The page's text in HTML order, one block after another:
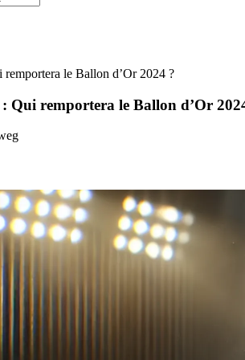
remportera le Ballon d’Or 2024 ?
: Qui remportera le Ballon d’Or